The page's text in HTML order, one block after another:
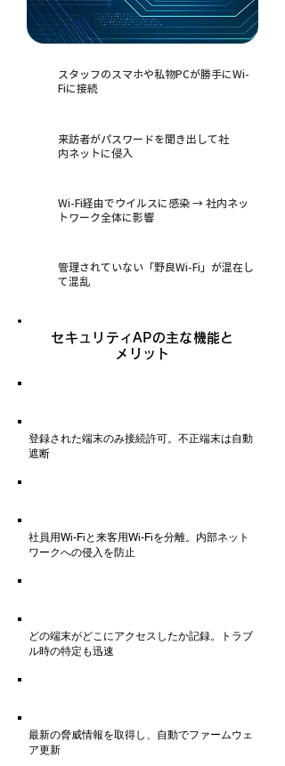
スタッフのスマホや私物PCが勝手にWi-
Fiに接続
来訪者がパスワードを聞き出して社
内ネットに侵入
Wi-Fi経由でウイルスに感染 → 社内ネッ
トワーク全体に影響
管理されていない「野良Wi-Fi」が混在し
て混乱
セキュリティAPの主な機能と
メリット
登録された端末のみ接続許可。不正端末は自動
遮断
社員用Wi-Fiと来客用Wi-Fiを分離。内部ネット
ワークへの侵入を防止
どの端末がどこにアクセスしたか記録。トラブ
ル時の特定も迅速
最新の脅威情報を取得し、自動でファームウェ
ア更新